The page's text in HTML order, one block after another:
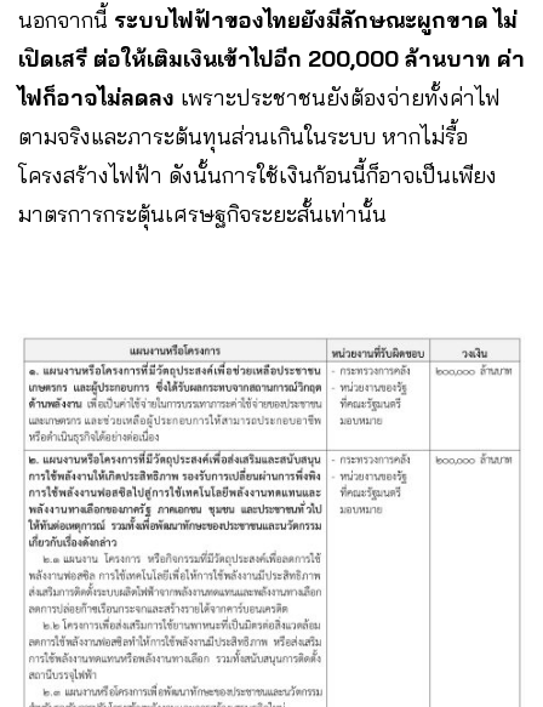
นอกจากนี้ ระบบไฟฟ้าของไทยยังมีลักษณะผูกขาด ไม่
เปิดเสรี ต่อให้เติมเงินเข้าไปอีก 200,000 ล้านบาท ค่า
ไฟก็อาจไม่ลดลง เพราะประชาชนยังต้องจ่ายทั้งค่าไฟ
ตามจริงและภาระต้นทุนส่วนเกินในระบบ หากไม่รื้อ
โครงสร้างไฟฟ้า ดังนั้นการใช้เงินก้อนนี้ก็อาจเป็นเพียง
มาตรการกระตุ้นเศรษฐกิจระยะสั้นเท่านั้น